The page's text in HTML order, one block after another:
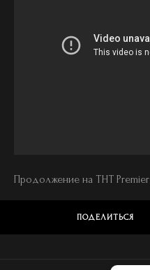
Продолжение на ТНТ Premier
ПОДЕЛИТЬСЯ